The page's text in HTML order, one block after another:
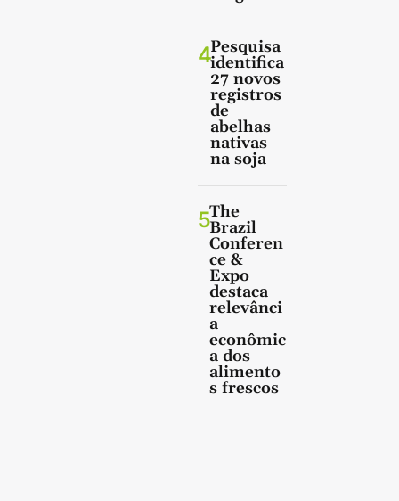
4Pesquisa
identifica
27 novos
registros
de
abelhas
nativas
na soja
5The
Brazil
Conferen
ce &
Expo
destaca
relevânci
a
econômic
a dos
alimento
s frescos